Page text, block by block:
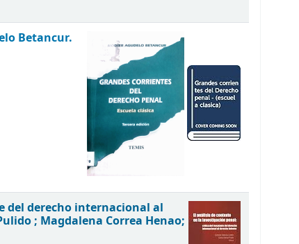
Betancur.
del derecho internacional al
; Magdalena Correa Henao;